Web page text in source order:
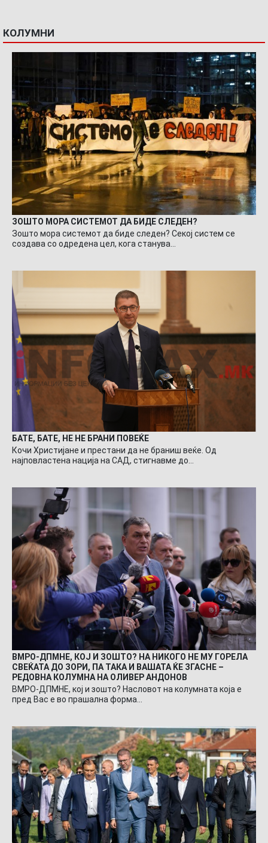
КОЛУМНИ
ЗОШТО МОРА СИСТЕМОТ ДА БИДЕ СЛЕДЕН?
Зошто мора системот да биде следен? Секој систем се
создава со одредена цел, кога станува…
БАТЕ, БАТЕ, НЕ НЕ БРАНИ ПОВЕЌЕ
Кочи Христијане и престани да не браниш веќе. Од
најповластена нација на САД, стигнавме до…
ВМРО-ДПМНЕ, КОЈ И ЗОШТО? НА НИКОГО НЕ МУ ГОРЕЛА
СВЕЌАТА ДО ЗОРИ, ПА ТАКА И ВАШАТА ЌЕ ЗГАСНЕ –
РЕДОВНА КОЛУМНА НА ОЛИВЕР АНДОНОВ
ВМРО-ДПМНЕ, кој и зошто? Насловот на колумната која е
пред Вас е во прашална форма…